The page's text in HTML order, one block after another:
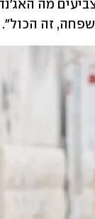
זה הכול".